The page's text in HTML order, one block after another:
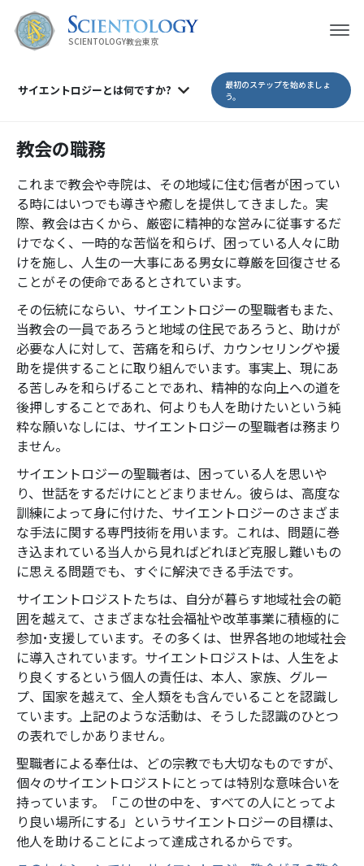
SCIENTOLOGY教会東京
サイエントロジーとは何ですか?
最初のステップを始めましょ
う。
教会の職務
これまで教会や寺院は、その地域に住む信者が困ってい
る時にはいつでも導きや癒しを提供してきました。実
際、教会は古くから、厳密に精神的な営みに従事するだ
けでなく、一時的な苦悩を和らげ、困っている人々に助
けを施し、人生の一大事にある男女に尊厳を回復させる
ことがその使命であるとされています。
その伝統にならい、サイエントロジーの聖職者もまた、
当教会の一員であろうと地域の住民であろうと、助けが
必要な人に対して、苦痛を和らげ、カウンセリングや援
助を提供することに取り組んでいます。事実上、現にあ
る苦しみを和らげることであれ、精神的な向上への道を
後押しすることであれ、何よりも人を助けたいという純
粋な願いなしには、サイエントロジーの聖職者は務まり
ません。
サイエントロジーの聖職者は、困っている人を思いや
り、世話をするだけにとどまりません。彼らは、高度な
訓練によって身に付けた、サイエントロジーのさまざま
な手法に関する専門技術を用います。これは、問題に巻
き込まれている当人から見ればどれほど克服し難いもの
に思える問題でも、すぐに解決できる手法です。
サイエントロジストたちは、自分が暮らす地域社会の範
囲を越えて、さまざまな社会福祉や改革事業に積極的に
参加･支援しています。その多くは、世界各地の地域社会
に導入されています。サイエントロジストは、人生をよ
り良くするという個人の責任は、本人、家族、グルー
プ、国家を越えて、全人類をも含んでいることを認識し
ています。上記のような活動は、そうした認識のひとつ
の表れでしかありません。
聖職者による奉仕は、どの宗教でも大切なものですが、
個々のサイエントロジストにとっては特別な意味合いを
持っています。「この世の中を、すべての人にとってよ
り良い場所にする」というサイエントロジーの目標は、
他人を助けることによって達成されるからです。